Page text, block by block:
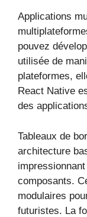
Applications
pouvez
utilisée de
plateformes,
React Native
des
Tableaux de
architecture
composants.
modulaires
futuristes. La